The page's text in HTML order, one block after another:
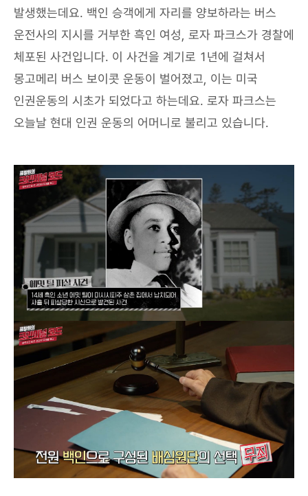
발생했는데요. 백인 승객에게 자리를 양보하라는 버스
운전사의 지시를 거부한 흑인 여성, 로자 파크스가 경찰에
체포된 사건입니다. 이 사건을 계기로 1년에 걸쳐서
몽고메리 버스 보이콧 운동이 벌어졌고, 이는 미국
인권운동의 시초가 되었다고 하는데요. 로자 파크스는
오늘날 현대 인권 운동의 어머니로 불리고 있습니다.